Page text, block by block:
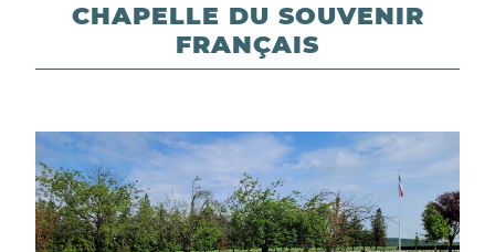
CHAPELLE DU SOUVENIR
FRANÇAIS